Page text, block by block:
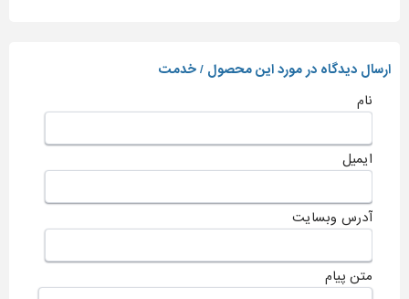
ارسال دیدگاه در مورد این محصول / خدمت
نام
ایمیل
آدرس وبسایت
متن پیام